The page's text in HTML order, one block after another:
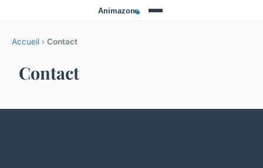
Accueil › Contact
Contact